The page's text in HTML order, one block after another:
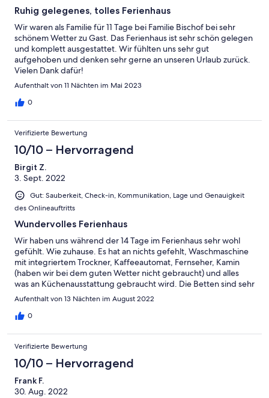
Ruhig gelegenes, tolles Ferienhaus
Wir waren als Familie für 11 Tage bei Familie Bischof bei sehr
schönem Wetter zu Gast. Das Ferienhaus ist sehr schön gelegen
und komplett ausgestattet. Wir fühlten uns sehr gut
aufgehoben und denken sehr gerne an unseren Urlaub zurück.
Vielen Dank dafür!
Aufenthalt von 11 Nächten im Mai 2023
0
Verifizierte Bewertung
10/10 – Hervorragend
Birgit Z.
3. Sept. 2022
Gut: Sauberkeit, Check-in, Kommunikation, Lage und Genauigkeit
des Onlineauftritts
Wundervolles Ferienhaus
Wir haben uns während der 14 Tage im Ferienhaus sehr wohl
gefühlt. Wie zuhause. Es hat an nichts gefehlt, Waschmaschine
mit integriertem Trockner, Kaffeeautomat, Fernseher, Kamin
(haben wir bei dem guten Wetter nicht gebraucht) und alles
was an Küchenausstattung gebraucht wird. Die Betten sind sehr
gemütlich und die Gardinen reichten als Verdunklung aus.
WLAN wurde gut genutzt, wie auch die Gartenmöbel. Das Haus
liegt sehr ruhig und ohne Mietwagen wären wir aufgeschmissen
of Moher, Tullynally Castle ... Es war ein entspannter Urlaub auf
der grünen Insel und nur einem Tag mit ein bisschen Regen.
Danke an Eva und Fredy für diese gemütliche
Urlaubsunterkunft!
Aufenthalt von 13 Nächten im August 2022
0
Verifizierte Bewertung
10/10 – Hervorragend
Frank F.
30. Aug. 2022